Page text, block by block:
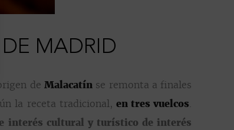
MADRID
de Malacatín se remonta a finales
la receta tradicional, en tres vuelcos.
interés cultural y turístico de interés